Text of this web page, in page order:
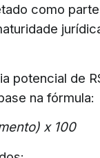
como
potencial de
na fórmula:
x 100